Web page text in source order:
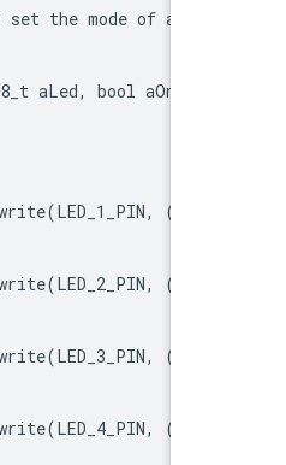
to set the mode of an
aLed, bool aOn)
(aOn
(aOn
(aOn
(aOn